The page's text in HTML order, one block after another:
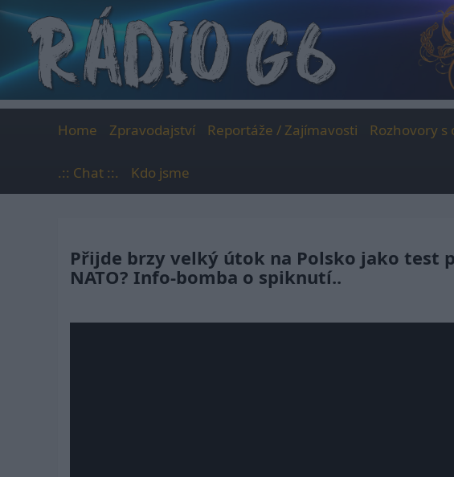
content
Home Zpravodajství Reportáže / Zajímavosti Rozhovory s
.:: Chat ::. Kdo jsme
Přijde brzy velký útok na Polsko jako test
NATO? Info-bomba o spiknutí..